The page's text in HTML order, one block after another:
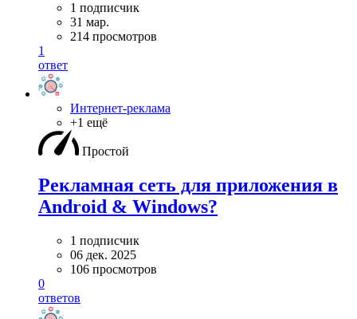
1 подписчик
31 мар.
214 просмотров
1
ответ
Интернет-реклама
+1 ещё
Простой
Рекламная сеть для приложения в
Android & Windows?
1 подписчик
06 дек. 2025
106 просмотров
0
ответов